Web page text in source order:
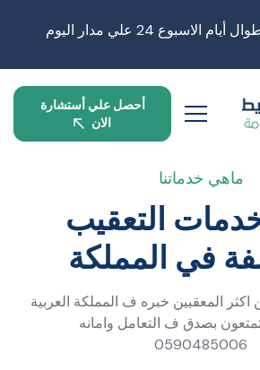
أيام الاسبوع 24 علي مدار اليوم
أحصل علي أستشارة
الان
ماهي خدماتنا
التعقيب
في المملكة
المعقبين خبره ف المملكة العربية
بصدق ف التعامل وامانه
0590485006